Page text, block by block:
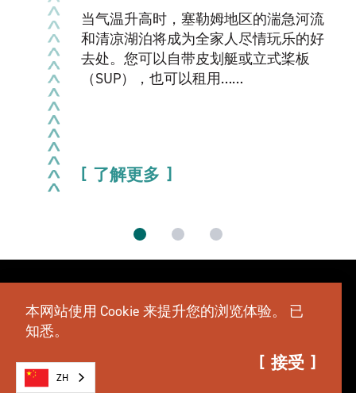
当气温升高时，塞勒姆地区的湍急河流
和清凉湖泊将成为全家人尽情玩乐的好
去处。您可以自带皮划艇或立式桨板
（SUP），也可以租用……
了解更多
本网站使用 Cookie 来提升您的浏览体验。 已
知悉。
接受
ZH